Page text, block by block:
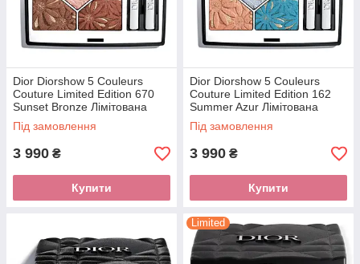
Dior Diorshow 5 Couleurs
Couture Limited Edition 670
Sunset Bronze Лімітована
палетка тіней
Під замовлення
3 990 ₴
Купити
Dior Diorshow 5 Couleurs
Couture Limited Edition 162
Summer Azur Лімітована
палетка тіней
Під замовлення
3 990 ₴
Купити
Limited